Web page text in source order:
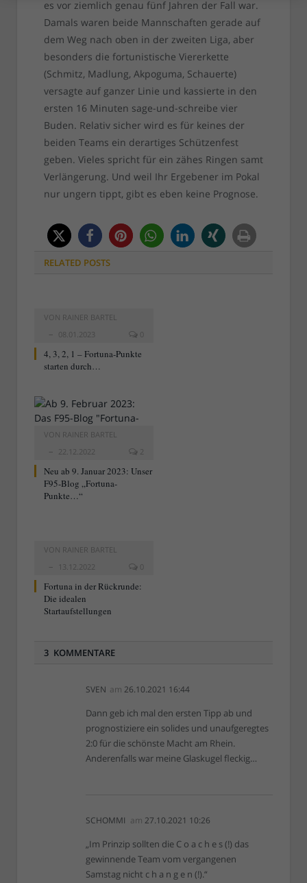
es vor ziemlich genau fünf Jahren der Fall war.
Damals waren beide Mannschaften gerade auf
dem Weg nach oben in der zweiten Liga, aber
besonders die fortunistische Viererkette
(Schmitz, Madlung, Akpoguma, Schauerte)
versagte auf ganzer Linie und kassierte in den
ersten 16 Minuten sage-und-schreibe vier
Buden. Relativ sicher wird es für keines der
beiden Teams ein derartiges Schützenfest
geben. Vieles spricht für ein zähes Ringen samt
Verlängerung. Und weil Ihr Ergebener im Pokal
nur ungern tippt, gibt es eben keine Prognose.
RELATED POSTS
VON RAINER BARTEL
08.01.2023
0
4, 3, 2, 1 – Fortuna-Punkte
starten durch…
VON RAINER BARTEL
22.12.2022
2
Neu ab 9. Januar 2023: Unser
F95-Blog „Fortuna-
Punkte…“
VON RAINER BARTEL
13.12.2022
0
Fortuna in der Rückrunde:
Die idealen
Startaufstellungen
3 KOMMENTARE
SVEN am 26.10.2021 16:44
Dann geb ich mal den ersten Tipp ab und
prognostiziere ein solides und unaufgeregtes
2:0 für die schönste Macht am Rhein.
Anderenfalls war meine Glaskugel fleckig…
SCHOMMI am 27.10.2021 10:26
„Im Prinzip sollten die C o a c h e s (!) das
gewinnende Team vom vergangenen
Samstag nicht c h a n g e n (!).“